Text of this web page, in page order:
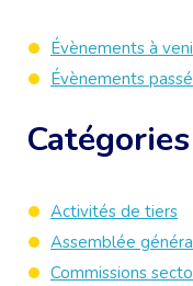
Évènements à
Évènements
Catégories
Activités de tiers
Assemblée
Commissions